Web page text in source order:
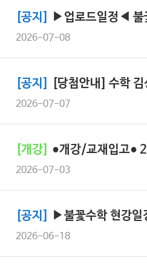
[공지] ▶업로드일정◀ 불
2026-07-08
[공지] [당첨안내] 수학
2026-07-07
[개강] ●개강/교재입고● 2
2026-07-03
[공지] ▶불꽃수학 현강
2026-06-18